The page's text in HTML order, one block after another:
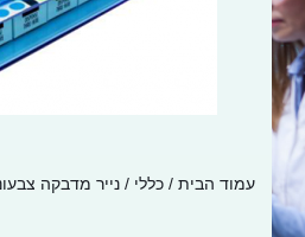
עמוד הבית / כללי / נייר מדבקה